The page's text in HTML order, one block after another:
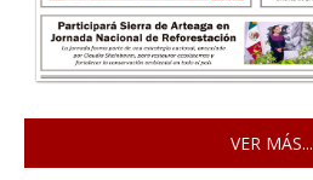
VER MÁS...